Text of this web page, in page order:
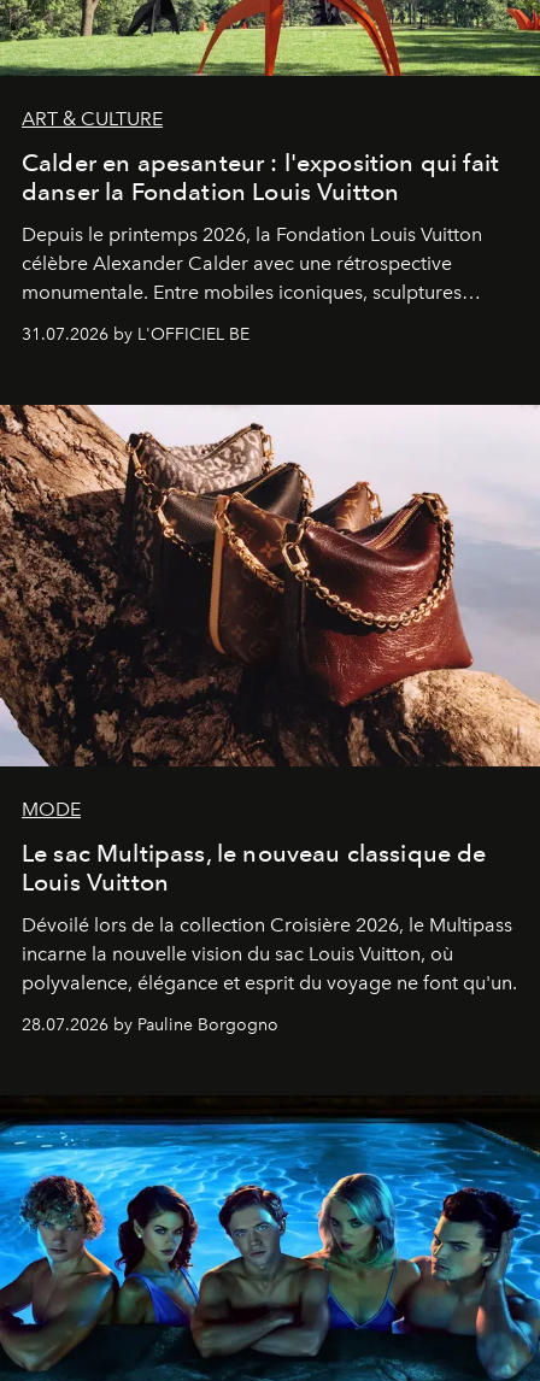
ART & CULTURE
Calder en apesanteur : l'exposition qui fait
danser la Fondation Louis Vuitton
Depuis le printemps 2026, la Fondation Louis Vuitton
célèbre Alexander Calder avec une rétrospective
monumentale. Entre mobiles iconiques, sculptures
américain investit les espaces imaginés par Frank Gehry
sculpture.
31.07.2026 by L'OFFICIEL BE
MODE
Le sac Multipass, le nouveau classique de
Louis Vuitton
Dévoilé lors de la collection Croisière 2026, le Multipass
incarne la nouvelle vision du sac Louis Vuitton, où
polyvalence, élégance et esprit du voyage ne font qu'un.
28.07.2026 by Pauline Borgogno